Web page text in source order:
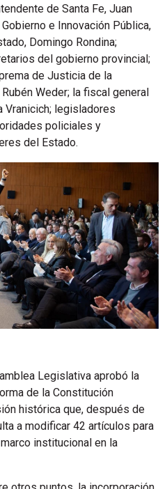
de Santa Fe, Juan
e Innovación Pública,
Domingo Rondina;
del gobierno provincial;
de Justicia de la
Weder; la fiscal general
Vranicich; legisladores
policiales y
del Estado.
Legislativa aprobó la
de la Constitución
histórica que, después de
a modificar 42 artículos para
institucional en la